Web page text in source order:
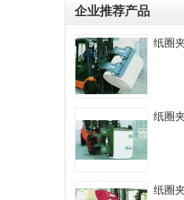
企业推荐产品
纸圈
纸圈
纸圈